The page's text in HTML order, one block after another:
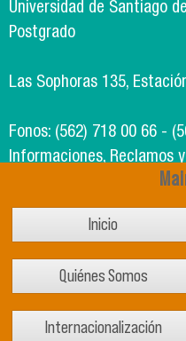
Inicio
Quiénes Somos
Internacionalización
Universidad de Santiago
Postgrado
Las Sophoras 135,
Fonos: (562) 718 00 66 -
Informaciones, Reclamos
Soporte Informático